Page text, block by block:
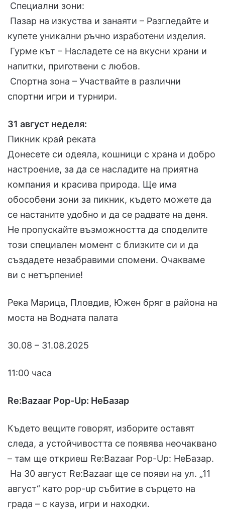
Специални зони:
Пазар на изкуства и занаяти – Разгледайте и
купете уникални ръчно изработени изделия.
Гурме кът – Насладете се на вкусни храни и
напитки, приготвени с любов.
Спортна зона – Участвайте в различни
спортни игри и турнири.
31 август неделя:
Пикник край реката
Донесете си одеяла, кошници с храна и добро
настроение, за да се насладите на приятна
компания и красива природа. Ще има
обособени зони за пикник, където можете да
се настаните удобно и да се радвате на деня.
Не пропускайте възможността да споделите
този специален момент с близките си и да
създадете незабравими спомени. Очакваме
ви с нетърпение!
Река Марица, Пловдив, Южен бряг в района на
моста на Водната палата
30.08 – 31.08.2025
11:00 часа
Re:Bazaar Pop-Up: НеБазар
Където вещите говорят, изборите оставят
следа, а устойчивостта се появява неочаквано
– там ще откриеш Re:Bazaar Pop-Up: НеБазар.
На 30 август Re:Bazaar ще се появи на ул. „11
август“ като pop-up събитие в сърцето на
града – с кауза, игри и находки.